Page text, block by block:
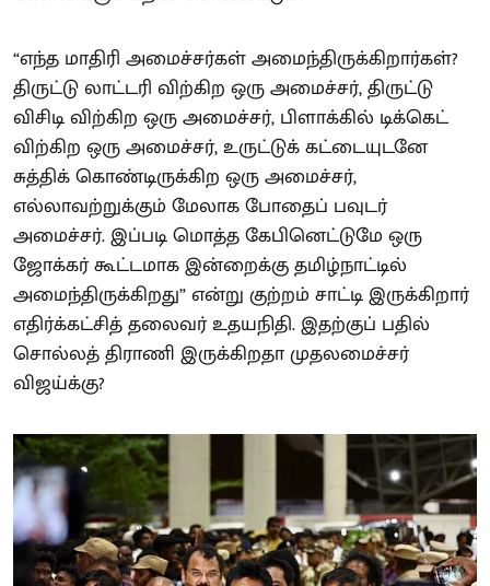
“எந்த மாதிரி அமைச்சர்கள் அமைந்திருக்கிறார்கள்?
திருட்டு லாட்டரி விற்கிற ஒரு அமைச்சர், திருட்டு
விசிடி விற்கிற ஒரு அமைச்சர், பிளாக்கில் டிக்கெட்
விற்கிற ஒரு அமைச்சர், உருட்டுக் கட்டையுடனே
சுத்திக் கொண்டிருக்கிற ஒரு அமைச்சர்,
எல்லாவற்றுக்கும் மேலாக போதைப் பவுடர்
அமைச்சர். இப்படி மொத்த கேபினெட்டுமே ஒரு
ஜோக்கர் கூட்டமாக இன்றைக்கு தமிழ்நாட்டில்
அமைந்திருக்கிறது” என்று குற்றம் சாட்டி இருக்கிறார்
எதிர்க்கட்சித் தலைவர் உதயநிதி. இதற்குப் பதில்
சொல்லத் திராணி இருக்கிறதா முதலமைச்சர்
விஜய்க்கு?